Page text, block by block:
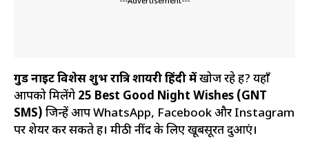
गुड नाईट विशेसशुभ रात्रि शायरी हिंदी मेंखोज रहे हैं? यहाँ
आपको मिलेंगे 25 Best Good Night Wishes (GNT
SMS) जिन्हें आप WhatsApp, Facebook और Instagram
पर शेयर कर सकते हैं। मीठी नींद के लिए खूबसूरत दुआएं।